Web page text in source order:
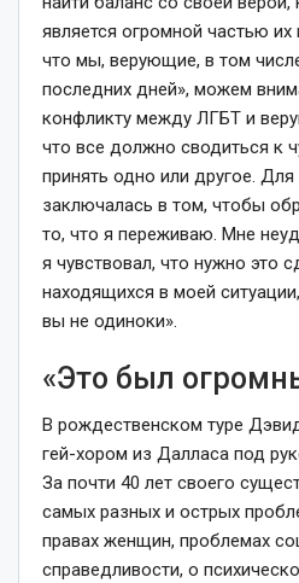
является огромной частью
что мы, верующие, в том
последних дней», можем
конфликту между ЛГБТ и
что все должно сводиться к
принять одно или другое.
заключалась в том, чтобы
то, что я переживаю. Мне
я чувствовал, что нужно это
находящихся в моей
вы не одиноки».
«Это был
В рождественском туре
гей-хором из Далласа под
За почти 40 лет своего
самых разных и острых
правах женщин, проблемах
справедливости, о